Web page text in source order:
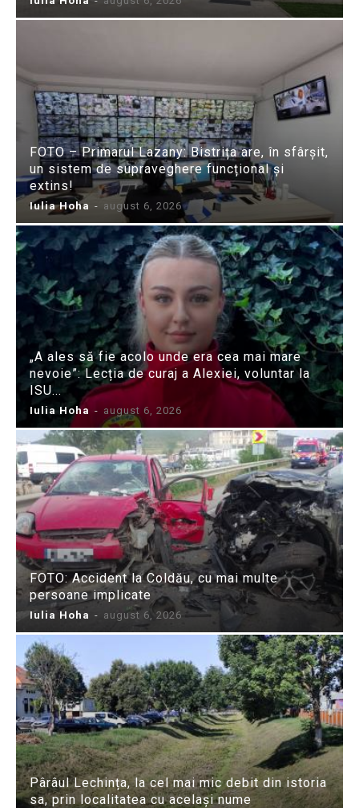
FOTO – Primarul Lazany: Bistrița are, în sfârșit,
un sistem de supraveghere funcțional și
extins!
Iulia Hoha - august 6, 2026
„A ales să fie acolo unde era cea mai mare
nevoie”: Lecția de curaj a Alexiei, voluntar la
ISU...
Iulia Hoha - august 6, 2026
FOTO: Accident la Coldău, cu mai multe
persoane implicate
Iulia Hoha - august 6, 2026
Pârâul Lechința, la cel mai mic debit din istoria
sa, prin localitatea cu același nume